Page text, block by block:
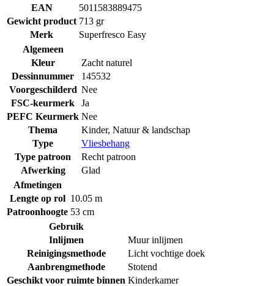
EAN
5011583889475
Gewicht product 713 gr
Merk
Superfresco Easy
Algemeen
Kleur
Zacht naturel
Dessinnummer
145532
Voorgeschilderd Nee
FSC-keurmerk
Ja
PEFC Keurmerk Nee
Thema
Kinder, Natuur & landschap
Type
Vliesbehang
Type patroon
Recht patroon
Afwerking
Glad
Afmetingen
Lengte op rol 10.05 m
Patroonhoogte 53 cm
Gebruik
Inlijmen
Muur inlijmen
Reinigingsmethode
Licht vochtige doek
Aanbrengmethode
Stotend
Geschikt voor ruimte binnen Kinderkamer